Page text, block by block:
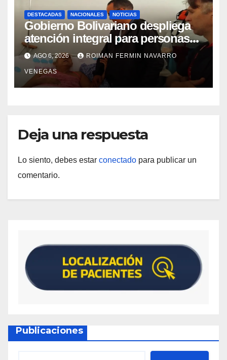
DESTACADAS NACIONALES NOTICIAS
Gobierno Bolivariano despliega
atención integral para personas
con discapacidad en
campamentos de La Guaira
AGO 6, 2026 ROIMAN FERMIN NAVARRO
VENEGAS
Deja una respuesta
Lo siento, debes estar conectado para publicar un
comentario.
Publicaciones